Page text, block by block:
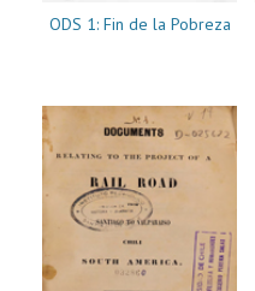
ODS 1: Fin de la Pobreza